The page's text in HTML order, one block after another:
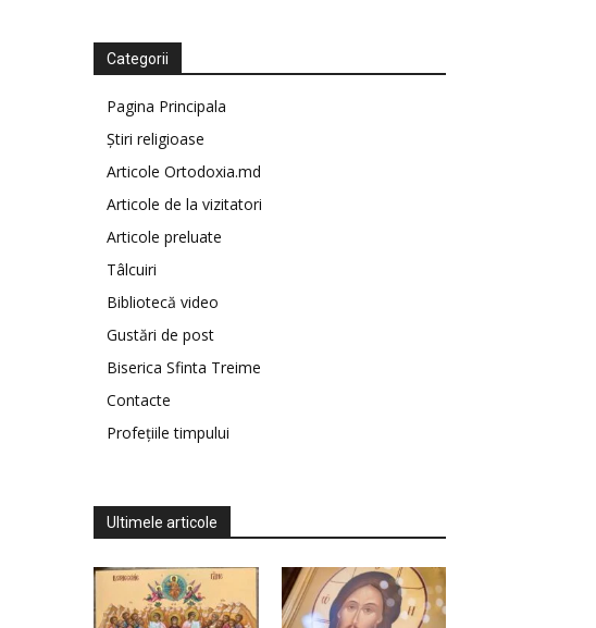
Categorii
Pagina Principala
Știri religioase
Articole Ortodoxia.md
Articole de la vizitatori
Articole preluate
Tâlcuiri
Bibliotecă video
Gustări de post
Biserica Sfinta Treime
Contacte
Profețiile timpului
Ultimele articole